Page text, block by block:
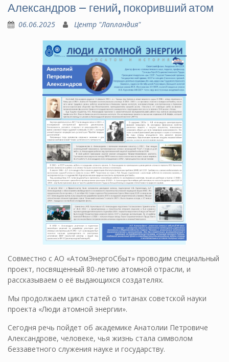
Александров – гений, покоривший атом
06.06.2025 Центр "Лапландия"
Совместно с АО «АтомЭнергоСбыт» проводим специальный
проект, посвященный 80-летию атомной отрасли, и
рассказываем о её выдающихся создателях.
Мы продолжаем цикл статей о титанах советской науки
проекта «Люди атомной энергии».
Сегодня речь пойдет об академике Анатолии Петровиче
Александрове, человеке, чья жизнь стала символом
беззаветного служения науке и государству.